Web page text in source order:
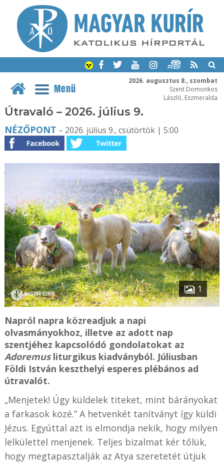
2026. augusztus 8., szombat
Szent Domonkos
László, Eszmeralda
Menü
Útravaló – 2026. július 9.
NÉZŐPONT – 2026. július 9., csütörtök | 5:00
1
Napról napra közreadjuk a napi
olvasmányokhoz, illetve az adott nap
szentjéhez kapcsolódó gondolatokat az
Adoremusliturgikus kiadványból. Júliusban
Földi István keszthelyi esperes plébános ad
útravalót.
„Menjetek! Úgy küldelek titeket, mint bárányokat
a farkasok közé.” A hetvenkét tanítványt így küldi
Jézus. Egyúttal azt is elmondja nekik, hogy milyen
lelkülettel menjenek. Teljes bizalmat kér tőlük,
hogy megtapasztalják az Atya szeretetét útjuk